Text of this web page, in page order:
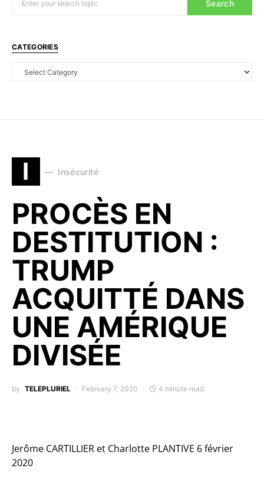
Search
CATEGORIES
I Insécurité
PROCÈS EN
DESTITUTION :
TRUMP
ACQUITTÉ DANS
UNE AMÉRIQUE
DIVISÉE
by TELEPLURIEL February 7, 2020 4 minute read
Jerôme CARTILLIER et Charlotte PLANTIVE 6 février
2020